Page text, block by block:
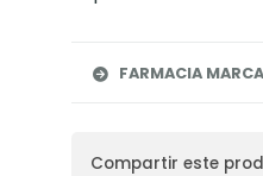
FARMACIA
Compartir este